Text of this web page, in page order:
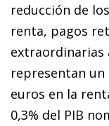
reducción de
renta, pagos
extraordinarias
representan un
euros en la
0,3% del PIB